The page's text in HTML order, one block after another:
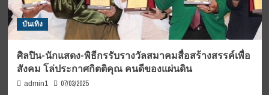
บันเทิง
ศิลปิน-นักแสดง-พิธีกรรับรางวัลสมาคมสื่อสร้างสรรค์เพื่อ
สังคม โล่ประกาศกิตติคุณ คนดีของแผ่นดิน
admin1 07/03/2025